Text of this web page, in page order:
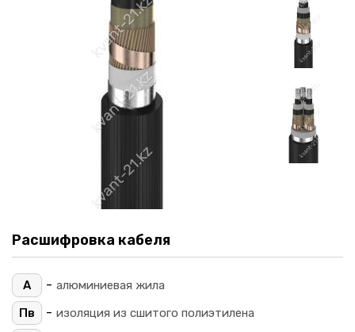
Расшифровка кабеля
А - алюминиевая жила
Пв
- изоляция из сшитого полиэтилена